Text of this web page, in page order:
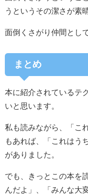
うというその潔さが素
面倒くさがり仲間とし
まとめ
本に紹介されているテ
いと思います。
私も読みながら、「こ
もあれば、「これはう
がありました。
でも、きっとこの本を
んだよ 」、「 みんな大